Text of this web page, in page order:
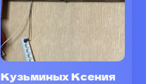
Кузьминых Ксения